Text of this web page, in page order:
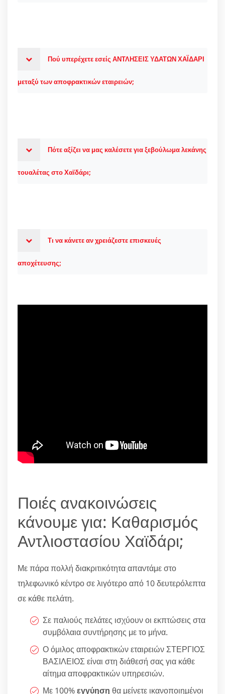
Πού υπερέχετε εσείς ΑΝΤΛΗΣΕΙΣ ΥΔΑΤΩΝ ΧΑΪΔΑΡΙ
μεταξύ των αποφρακτικών εταιρειών;
Πότε αξίζει να μας καλέσετε για ξεβούλωμα λεκάνης
τουαλέτας στο Χαϊδάρι;
Τι να κάνετε αν χρειάζεστε επισκευές
αποχέτευσης;
Ποιές ανακοινώσεις
κάνουμε για: Καθαρισμός
Αντλιοστασίου Χαϊδάρι;
Με πάρα πολλή διακριτικότητα απαντάμε στο
τηλεφωνικό κέντρο σε λιγότερο από 10 δευτερόλεπτα
σε κάθε πελάτη.
Σε παλιούς πελάτες ισχύουν οι εκπτώσεις στα
συμβόλαια συντήρησης με το μήνα.
Ο όμιλος αποφρακτικών εταιρειών ΣΤΕΡΓΙΟΣ
ΒΑΣΙΛΕΙΟΣ είναι στη διάθεσή σας για κάθε
αίτημα αποφρακτικών υπηρεσιών.
Με 100%εγγύηση θα μείνετε ικανοποιημένοι